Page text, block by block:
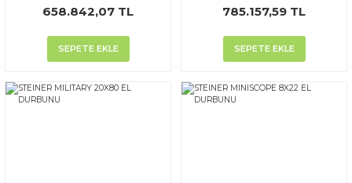
658.842,07 TL
SEPETE EKLE
785.157,59 TL
SEPETE EKLE